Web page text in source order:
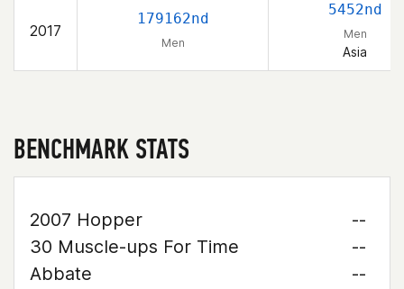
2017
179162nd
Men
5452nd
Men
Asia
BENCHMARK STATS
2007 Hopper
--
30 Muscle-ups For Time
--
Abbate
--